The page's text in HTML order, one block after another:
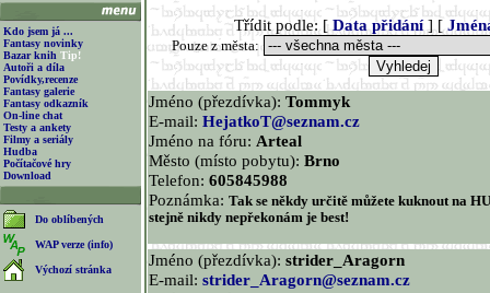
Kdo jsem já ...
Fantasy novinky
Bazar knih Tip!
Autoři a díla
Povídky,recenze
Fantasy galerie
Fantasy odkazník
On-line chat
Testy a ankety
Filmy a seriály
Hudba
Počítačové hry
Download
Do oblíbených
WAP verze (info)
Výchozí stránka
Třídit podle: [ Data přidání] [
Pouze z města:
Jméno (přezdívka): Tommyk
E-mail: HejatkoT@seznam.cz
Jméno na fóru: Arteal
Město (místo pobytu): Brno
Telefon: 605845988
Poznámka: Tak se někdy určitě můžete kuknout na
stejně nikdy nepřekonám je best!
Jméno (přezdívka): strider_Aragorn
E-mail: strider_Aragorn@seznam.cz